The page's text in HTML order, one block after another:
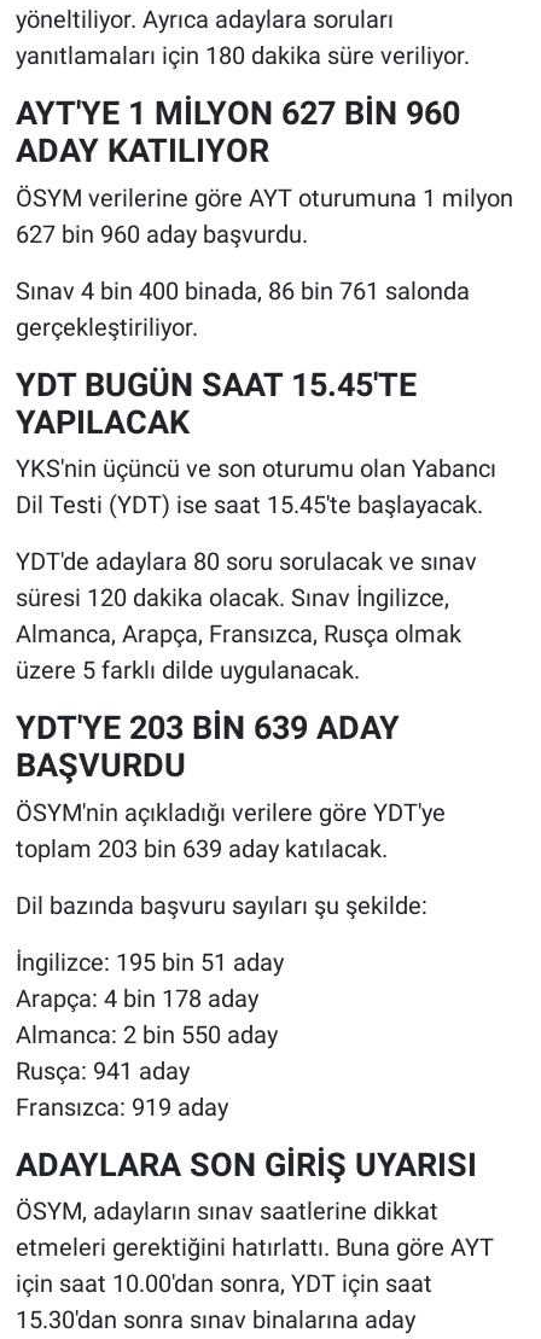
yöneltiliyor. Ayrıca adaylara soruları
yanıtlamaları için 180 dakika süre veriliyor.
AYT'YE 1 MİLYON 627 BİN 960
ADAY KATILIYOR
ÖSYM verilerine göre AYT oturumuna 1 milyon
627 bin 960 aday başvurdu.
Sınav 4 bin 400 binada, 86 bin 761 salonda
gerçekleştiriliyor.
YDT BUGÜN SAAT 15.45'TE
YAPILACAK
YKS'nin üçüncü ve son oturumu olan Yabancı
Dil Testi (YDT) ise saat 15.45'te başlayacak.
YDT'de adaylara 80 soru sorulacak ve sınav
süresi 120 dakika olacak. Sınav İngilizce,
Almanca, Arapça, Fransızca, Rusça olmak
üzere 5 farklı dilde uygulanacak.
YDT'YE 203 BİN 639 ADAY
BAŞVURDU
ÖSYM'nin açıkladığı verilere göre YDT'ye
toplam 203 bin 639 aday katılacak.
Dil bazında başvuru sayıları şu şekilde:
İngilizce: 195 bin 51 aday
Arapça: 4 bin 178 aday
Almanca: 2 bin 550 aday
Rusça: 941 aday
Fransızca: 919 aday
ADAYLARA SON GİRİŞ UYARISI
ÖSYM, adayların sınav saatlerine dikkat
etmeleri gerektiğini hatırlattı. Buna göre AYT
için saat 10.00'dan sonra, YDT için saat
15.30'dan sonra sınav binalarına aday